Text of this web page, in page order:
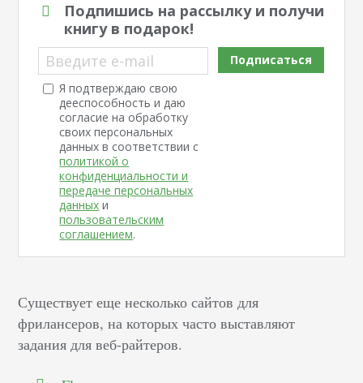
Подпишись на рассылку и получи
книгу в подарок!
Введите e-mail
Я подтверждаю свою
дееспособность и даю
согласие на обработку
своих персональных
данных в соответствии с
политикой о
конфиденциальности и
передаче персональных
данных и
пользовательским
соглашением.
Подписаться
Существует еще несколько сайтов для
фрилансеров, на которых часто выставляют
задания для веб-райтеров.